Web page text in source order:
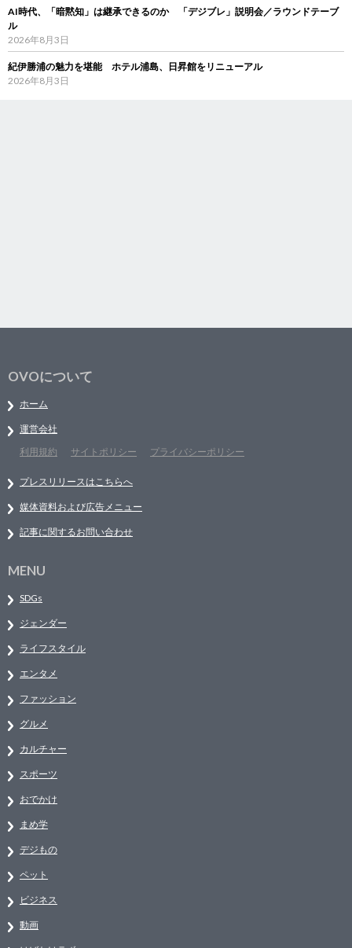
AI時代、「暗黙知」は継承できるのか 「デジブレ」説明会／ラウンドテーブ
ル
2026年8月3日
紀伊勝浦の魅力を堪能 ホテル浦島、日昇館をリニューアル
2026年8月3日
OVOについて
ホーム
運営会社
利用規約
サイトポリシー プライバシーポリシー
プレスリリースはこちらへ
媒体資料および広告メニュー
記事に関するお問い合わせ
MENU
SDGs
ジェンダー
ライフスタイル
エンタメ
ファッション
グルメ
カルチャー
スポーツ
おでかけ
まめ学
デジもの
ペット
ビジネス
動画